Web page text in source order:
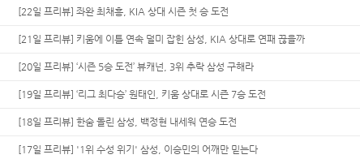
[22일 프리뷰] 좌완 최채흥, KIA 상대 시즌 첫 승 도전
[21일 프리뷰] 키움에 이틀 연속 덜미 잡힌 삼성, KIA 상대로 연패 끊을까
[20일 프리뷰] ‘시즌 5승 도전’ 뷰캐넌, 3위 추락 삼성 구해라
[19일 프리뷰] ‘리그 최다승’ 원태인, 키움 상대로 시즌 7승 도전
[18일 프리뷰] 한숨 돌린 삼성, 백정현 내세워 연승 도전
[17일 프리뷰] '1위 수성 위기' 삼성, 이승민의 어깨만 믿는다